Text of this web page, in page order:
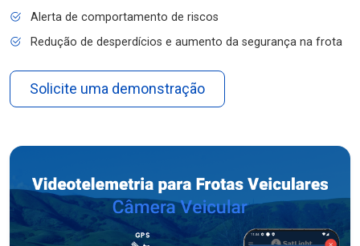
Alerta de comportamento de riscos
Redução de desperdícios e aumento da segurança na frota
Solicite uma demonstração